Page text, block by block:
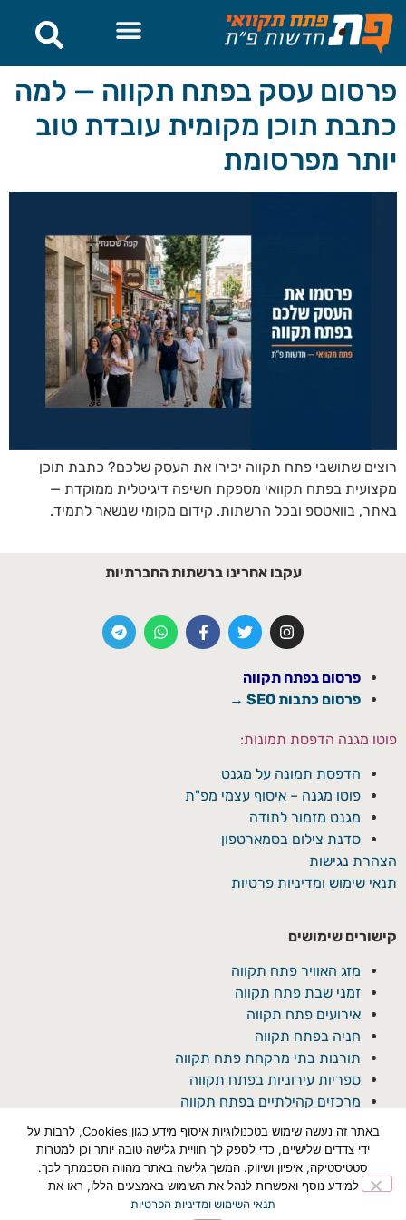
לתוכן
פרסום עסק בפתח תקווה — למה
כתבת תוכן מקומית עובדת טוב
יותר מפרסומת
רוצים שתושבי פתח תקווה יכירו את העסק שלכם? כתבת תוכן
מקצועית בפתח תקוואי מספקת חשיפה דיגיטלית ממוקדת —
באתר, בוואטספ ובכל הרשתות. קידום מקומי שנשאר לתמיד.
עקבו אחרינו ברשתות החברתיות
פרסום בפתח תקווה
פרסום כתבות SEO →
פוטו מגנה הדפסת תמונות:
הדפסת תמונה על מגנט
פוטו מגנה – איסוף עצמי מפ"ת
מגנט מזמור לתודה
סדנת צילום בסמארטפון
הצהרת נגישות
תנאי שימוש ומדיניות פרטיות
קישורים שימושים
מזג האוויר פתח תקווה
זמני שבת פתח תקווה
אירועים פתח תקווה
חניה בפתח תקווה
תורנות בתי מרקחת פתח תקווה
ספריות עירוניות בפתח תקווה
מרכזים קהילתיים בפתח תקווה
באתר זה נעשה שימוש בטכנולוגיות איסוף מידע כגון Cookies, לרבות על
ידי צדדים שלישיים, כדי לספק לך חוויית גלישה טובה יותר וכן למטרות
סטטיסטיקה, איפיון ושיווק. המשך גלישה באתר מהווה הסכמתך לכך.
למידע נוסף ואפשרות לנהל את השימוש באמצעים הללו, ראו את
תנאי השימוש ומדיניות הפרטיות